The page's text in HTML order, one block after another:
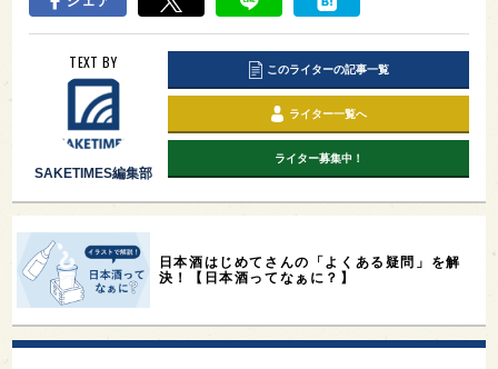
TEXT BY
SAKETIMES編集部
このライターの記事一覧
ライター一覧へ
ライター募集中！
日本酒はじめてさんの「よくある疑問」を解
決！【日本酒ってなぁに？】